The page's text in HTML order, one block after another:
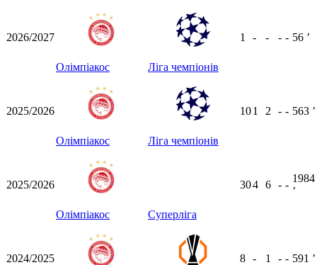
2026/2027
Олімпіакос Ліга чемпіонів
1 - - - - 56 ʼ
2025/2026
Олімпіакос Ліга чемпіонів
101 2 - - 563 ʼ
2025/2026
Олімпіакос Суперліга
304 6 - -
1984
ʼ
2024/2025 8 - 1 - - 591 ʼ